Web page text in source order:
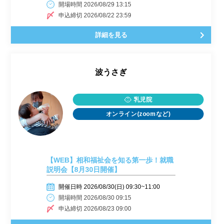
開場時間 2026/08/29 13:15
申込締切 2026/08/22 23:59
詳細を見る
波うさぎ
乳児院
オンライン(zoomなど)
【WEB】相和福祉会を知る第一歩！就職
説明会【8月30日開催】
開催日時 2026/08/30(日) 09:30~11:00
開場時間 2026/08/30 09:15
申込締切 2026/08/23 09:00